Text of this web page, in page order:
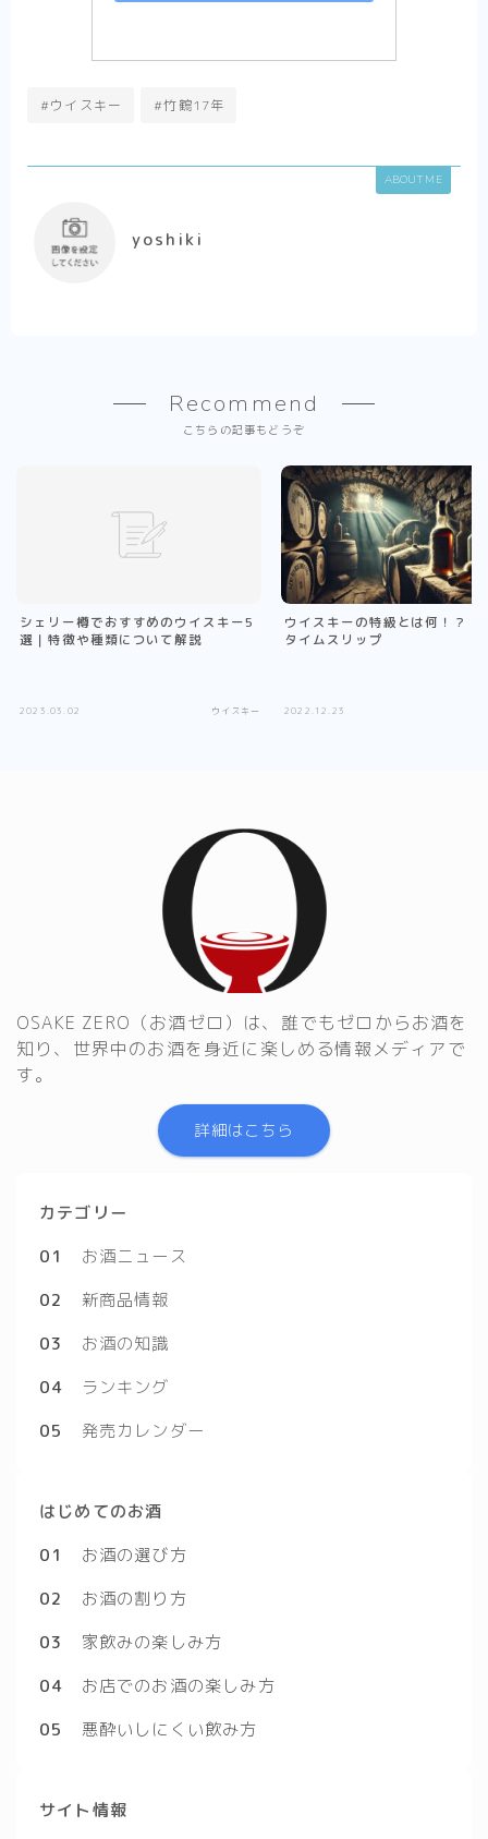
#ウイスキー #竹鶴17年
ABOUT ME
yoshiki
Recommend
こちらの記事もどうぞ
シェリー樽でおすすめのウイスキー5
選｜特徴や種類について解説
2023.03.02 ウイスキー
ウイスキーの特級とは何！？｜
タイムスリップ
2022.12.23
OSAKE ZERO（お酒ゼロ）は、誰でもゼロからお酒を
知り、世界中のお酒を身近に楽しめる情報メディアで
す。
詳細はこちら
カテゴリー
01
お酒ニュース
02
新商品情報
03
お酒の知識
04
ランキング
05
発売カレンダー
はじめてのお酒
01
お酒の選び方
02
お酒の割り方
03
家飲みの楽しみ方
04 お店でのお酒の楽しみ方
05
悪酔いしにくい飲み方
サイト情報